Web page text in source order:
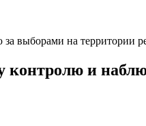
выборами на территории
контролю и